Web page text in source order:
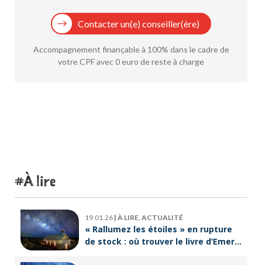
Contacter un(e) conseiller(ère)
Accompagnement finançable à 100% dans le cadre de
votre CPF avec 0 euro de reste à charge
À lire
19.01.26 | À LIRE, ACTUALITÉ
« Rallumez les étoiles » en rupture
de stock : où trouver le livre d’Emeric